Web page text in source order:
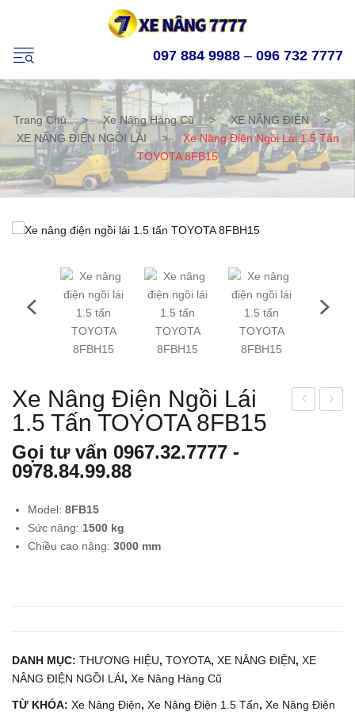
097 884 9988 – 096 732 7777
Trang Chủ > Xe Nâng Hàng Cũ > XE NÂNG ĐIỆN
>
XE NÂNG ĐIỆN NGỒI LÁI
>
Xe Nâng Điện Ngồi Lái 1.5 Tấn
TOYOTA 8FB15
16
5M-
Xe Nâng Điện Ngồi Lái
1.5 Tấn TOYOTA 8FB15
Gọi tư vấn 0967.32.7777 -
0978.84.99.88
Model: 8FB15
Sức nâng: 1500 kg
Chiều cao nâng: 3000 mm
DANH MỤC: THƯƠNG HIỆU, TOYOTA, XE NÂNG ĐIỆN, XE
NÂNG ĐIỆN NGỒI LÁI, Xe Nâng Hàng Cũ
TỪ KHÓA: Xe Nâng Điện, Xe Nâng Điện 1.5 Tấn, Xe Nâng Điện